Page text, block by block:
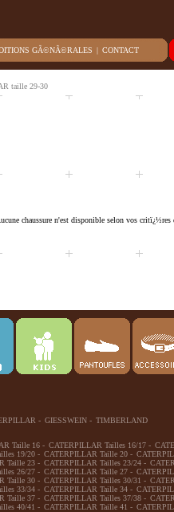
GÃ©NÃ©RALES | CONTACT
taille 29-30
chaussure n'est disponible selon vos critï¿½res
- GIESSWEIN - TIMBERLAND
Taille 16 - CATERPILLAR Tailles 16/17 -
19/20 - CATERPILLAR Taille 20 -
Taille 23 - CATERPILLAR Tailles 23/24 -
26/27 - CATERPILLAR Taille 27 -
Taille 30 - CATERPILLAR Tailles 30/31 -
33/34 - CATERPILLAR Taille 34 -
Taille 37 - CATERPILLAR Tailles 37/38 -
40/41 - CATERPILLAR Taille 41 -